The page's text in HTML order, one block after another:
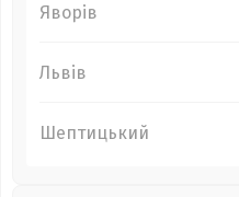
Яворів
Львів
Шептицький